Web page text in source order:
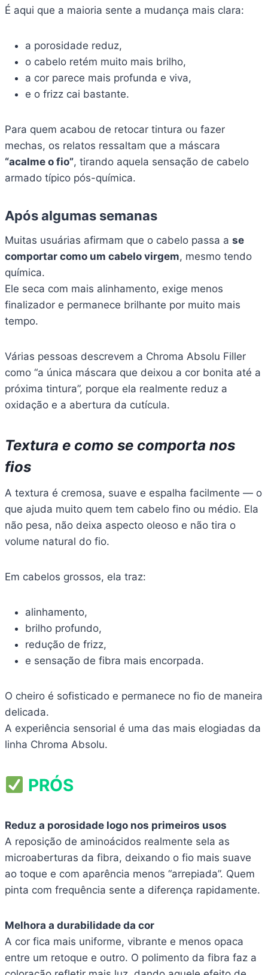
É aqui que a maioria sente a mudança mais clara:
a porosidade reduz,
o cabelo retém muito mais brilho,
a cor parece mais profunda e viva,
e o frizz cai bastante.
Para quem acabou de retocar tintura ou fazer
mechas, os relatos ressaltam que a máscara
“acalme o fio”, tirando aquela sensação de cabelo
armado típico pós-química.
Após algumas semanas
Muitas usuárias afirmam que o cabelo passa a se
comportar como um cabelo virgem, mesmo tendo
química.
Ele seca com mais alinhamento, exige menos
finalizador e permanece brilhante por muito mais
tempo.
Várias pessoas descrevem a Chroma Absolu Filler
como “a única máscara que deixou a cor bonita até a
próxima tintura”, porque ela realmente reduz a
oxidação e a abertura da cutícula.
Textura e como se comporta nos
fios
A textura é cremosa, suave e espalha facilmente — o
que ajuda muito quem tem cabelo fino ou médio. Ela
não pesa, não deixa aspecto oleoso e não tira o
volume natural do fio.
Em cabelos grossos, ela traz:
alinhamento,
brilho profundo,
redução de frizz,
e sensação de fibra mais encorpada.
O cheiro é sofisticado e permanece no fio de maneira
delicada.
A experiência sensorial é uma das mais elogiadas da
linha Chroma Absolu.
PRÓS
Reduz a porosidade logo nos primeiros usos
A reposição de aminoácidos realmente sela as
microaberturas da fibra, deixando o fio mais suave
ao toque e com aparência menos “arrepiada”. Quem
pinta com frequência sente a diferença rapidamente.
Melhora a durabilidade da cor
A cor fica mais uniforme, vibrante e menos opaca
entre um retoque e outro. O polimento da fibra faz a